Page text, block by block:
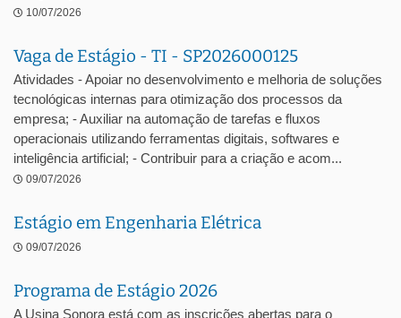
10/07/2026
Vaga de Estágio - TI - SP2026000125
Atividades - Apoiar no desenvolvimento e melhoria de soluções
tecnológicas internas para otimização dos processos da
empresa; - Auxiliar na automação de tarefas e fluxos
operacionais utilizando ferramentas digitais, softwares e
inteligência artificial; - Contribuir para a criação e acom...
09/07/2026
Estágio em Engenharia Elétrica
09/07/2026
Programa de Estágio 2026
A Usina Sonora está com as inscrições abertas para o